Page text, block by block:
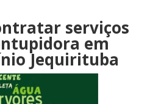
serviços
em
Jequirituba